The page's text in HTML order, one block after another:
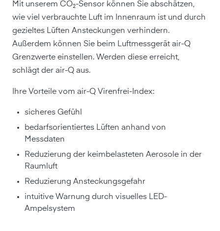
Mit unserem CO₂-Sensor können Sie abschätzen,
wie viel verbrauchte Luft im Innenraum ist und durch
gezieltes Lüften Ansteckungen verhindern.
Außerdem können Sie beim Luftmessgerät air-Q
Grenzwerte einstellen. Werden diese erreicht,
schlägt der air-Q aus.
Ihre Vorteile vom air-Q Virenfrei-Index:
sicheres Gefühl
bedarfsorientiertes Lüften anhand von
Messdaten
Reduzierung der keimbelasteten Aerosole in der
Raumluft
Reduzierung Ansteckungsgefahr
intuitive Warnung durch visuelles LED-
Ampelsystem